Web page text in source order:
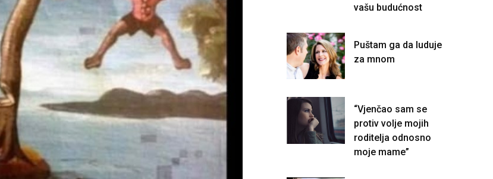
vašu budućnost
Puštam ga da luduje
za mnom
“Vjenčao sam se
protiv volje mojih
roditelja odnosno
moje mame”